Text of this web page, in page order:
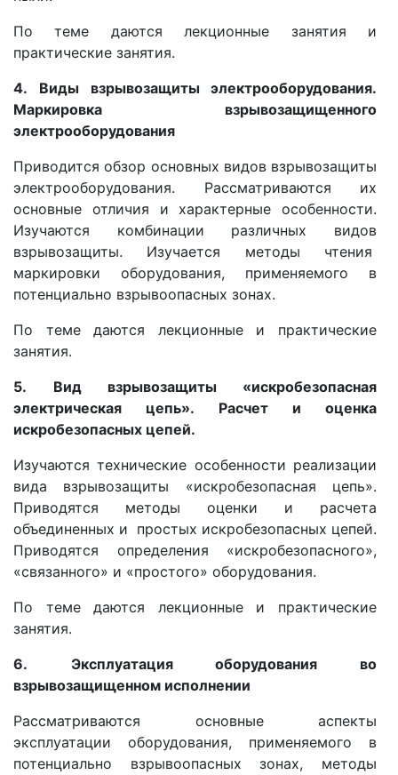
По теме даются лекционные занятия и
практические занятия.
4.
Виды взрывозащиты электрооборудования.
Маркировка взрывозащищенного
электрооборудования
Приводится обзор основных видов взрывозащиты
электрооборудования. Рассматриваются их
основные отличия и характерные особенности.
Изучаются комбинации различных видов
взрывозащиты. Изучается методы чтения
маркировки оборудования, применяемого в
потенциально взрывоопасных зонах.
По теме даются лекционные и практические
занятия.
5.
Вид взрывозащиты «искробезопасная
электрическая цепь». Расчет и оценка
искробезопасных цепей.
Изучаются технические особенности реализации
вида взрывозащиты «искробезопасная цепь».
Приводятся методы оценки и расчета
объединенных и простых искробезопасных цепей.
Приводятся определения «искробезопасного»,
«связанного» и «простого» оборудования.
По теме даются лекционные и практические
занятия.
6.
Эксплуатация оборудования во
взрывозащищенном исполнении
Рассматриваются основные аспекты
эксплуатации оборудования, применяемого в
потенциально взрывоопасных зонах, методы